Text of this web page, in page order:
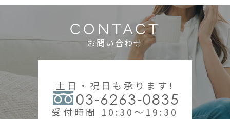
CONTACT
お問い合わせ
土日・祝日も承ります!
03-6263-0835
受付時間 10:30～19:30